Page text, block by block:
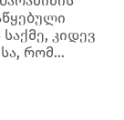
კიდევ
რომ…